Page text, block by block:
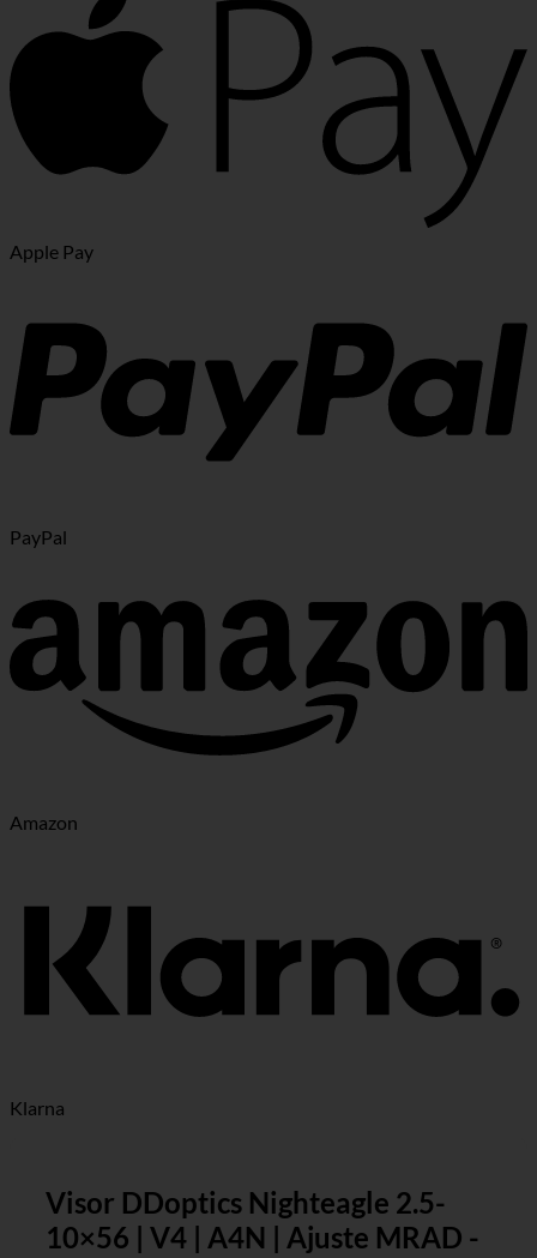
Apple Pay
PayPal
Amazon
Klarna
Visor DDoptics Nighteagle 2.5-
10×56 | V4 | A4N | Ajuste MRAD -